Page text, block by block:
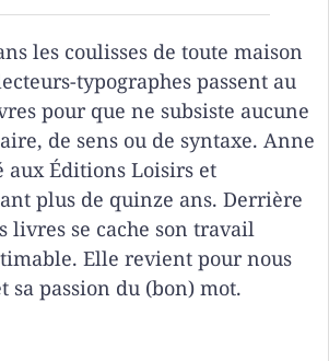
les coulisses de toute maison
typographes passent au
pour que ne subsiste aucune
de sens ou de syntaxe. Anne
Éditions Loisirs et
plus de quinze ans. Derrière
livres se cache son travail
Elle revient pour nous
sa passion du (bon) mot.